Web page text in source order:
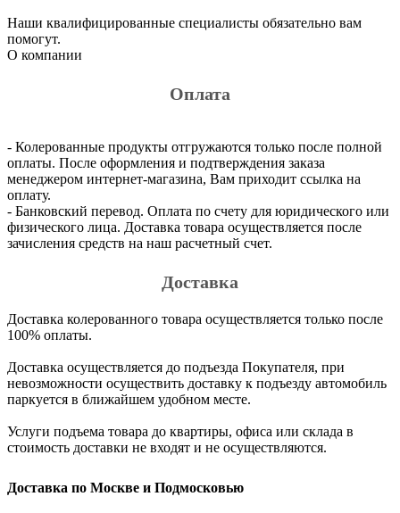
Наши квалифицированные специалисты обязательно вам
помогут.
О компании
Оплата
- Колерованные продукты отгружаются только после полной
оплаты. После оформления и подтверждения заказа
менеджером интернет-магазина, Вам приходит ссылка на
оплату.
- Банковский перевод. Оплата по счету для юридического или
физического лица. Доставка товара осуществляется после
зачисления средств на наш расчетный счет.
Доставка
Доставка колерованного товара осуществляется только после
100% оплаты.
Доставка осуществляется до подъезда Покупателя, при
невозможности осуществить доставку к подъезду автомобиль
паркуется в ближайшем удобном месте.
Услуги подъема товара до квартиры, офиса или склада в
стоимость доставки не входят и не осуществляются.
Доставка по Москве и Подмосковью